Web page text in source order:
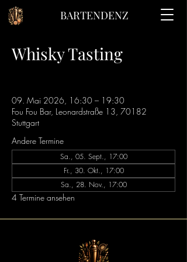
BARTENDENZ
Whisky Tasting
09. Mai 2026, 16:30 – 19:30
Fou Fou Bar, Leonardstraße 13, 70182
Stuttgart
Andere Termine
Sa., 05. Sept., 17:00
Fr., 30. Okt., 17:00
Sa., 28. Nov., 17:00
4 Termine ansehen